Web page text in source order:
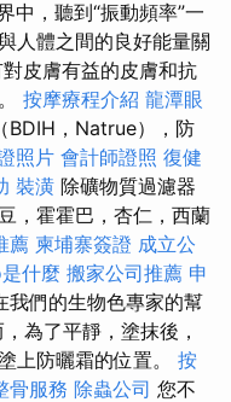
中，聽到“振動頻率”一
人體之間的良好能量關
皮膚有益的皮膚和抗
按摩療程介紹 龍潭眼
BDIH，Natrue），防
照片 會計師證照 復健
裝潢 除礦物質過濾器
，霍霍巴，杏仁，西蘭
薦 柬埔寨簽證 成立公
什麼 搬家公司推薦 申
我們的生物色專家的幫
為了平靜，塗抹後，
上防曬霜的位置。 按
骨服務 除蟲公司 您不